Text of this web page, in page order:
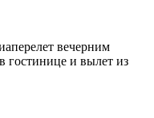
вечерним
гостинице и вылет из